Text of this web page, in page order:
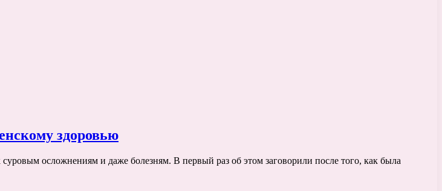
здоровью
осложнениям и даже болезням. В первый раз об этом заговорили после того, как была